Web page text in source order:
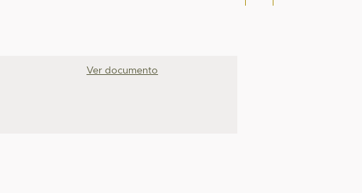
Ver documento